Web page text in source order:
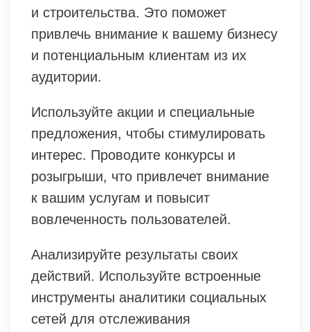
и строительства. Это поможет
привлечь внимание к вашему бизнесу
и потенциальным клиентам из их
аудитории.
Используйте акции и специальные
предложения, чтобы стимулировать
интерес. Проводите конкурсы и
розыгрыши, что привлечет внимание
к вашим услугам и повысит
вовлеченность пользователей.
Анализируйте результаты своих
действий. Используйте встроенные
инструменты аналитики социальных
сетей для отслеживания